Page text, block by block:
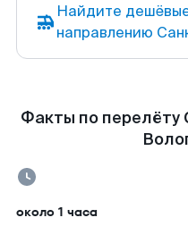
Найдите
направлению
Факты по перелёту
около 1 часа